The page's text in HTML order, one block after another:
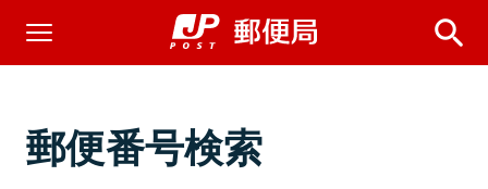
郵便番号検索